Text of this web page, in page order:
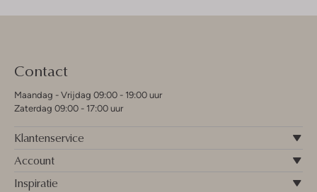
Contact
Maandag - Vrijdag 09:00 - 19:00 uur
Zaterdag 09:00 - 17:00 uur
Klantenservice
Account
Inspiratie